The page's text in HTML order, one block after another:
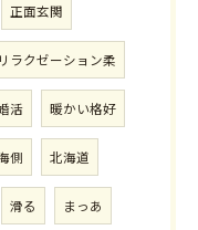
正面玄関
リラクゼーション柔
活 暖かい格好
側 北海道
滑る まっあ